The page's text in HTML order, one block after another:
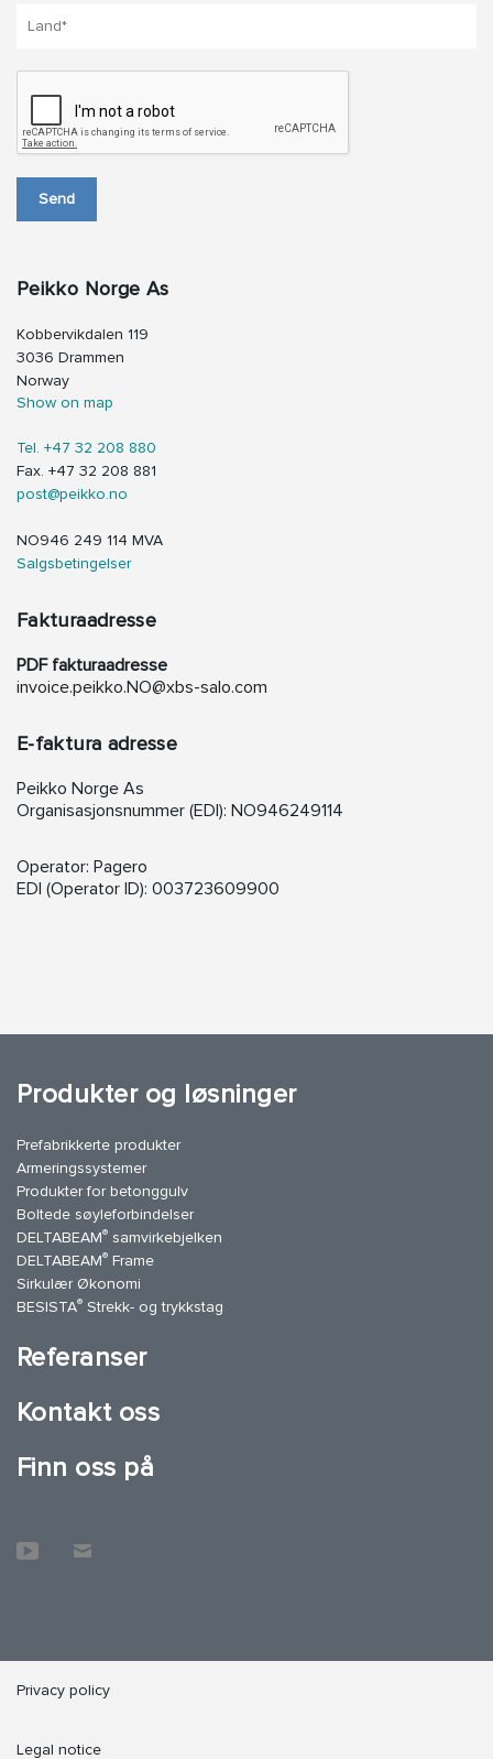
Send
Peikko Norge As
Kobbervikdalen 119
3036 Drammen
Norway
Show on map
Tel. +47 32 208 880
Fax. +47 32 208 881
post@peikko.no
NO946 249 114 MVA
Salgsbetingelser
Fakturaadresse
PDF fakturaadresse
invoice.peikko.NO@xbs-salo.com
E-faktura adresse
Peikko Norge As
Organisasjonsnummer (EDI): NO946249114
Operator: Pagero
EDI (Operator ID): 003723609900
Produkter og løsninger
Prefabrikkerte produkter
Armeringssystemer
Produkter for betonggulv
Boltede søyleforbindelser
DELTABEAM® samvirkebjelken
DELTABEAM® Frame
Sirkulær Økonomi
BESISTA® Strekk- og trykkstag
Referanser
Kontakt oss
Finn oss på
Privacy policy
Legal notice